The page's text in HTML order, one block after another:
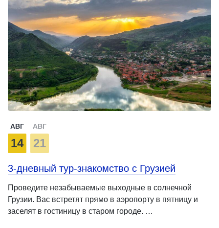
АВГ
14
АВГ
21
3-дневный тур-знакомство с Грузией
Проведите незабываемые выходные в солнечной
Грузии. Вас встретят прямо в аэропорту в пятницу и
заселят в гостиницу в старом городе. …